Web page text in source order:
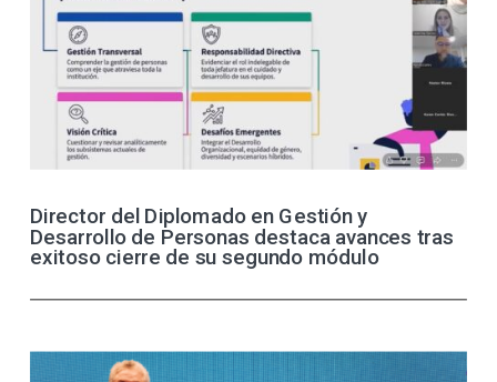
Director del Diplomado en Gestión y
Desarrollo de Personas destaca avances tras
exitoso cierre de su segundo módulo